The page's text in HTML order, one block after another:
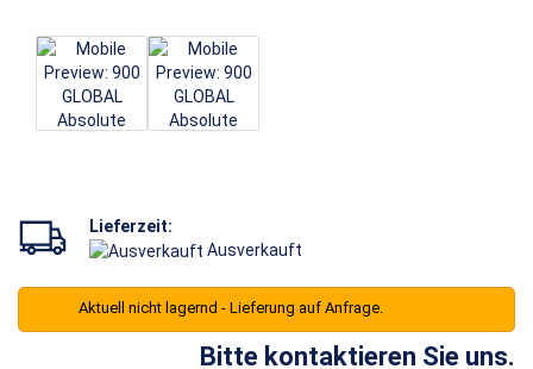
Lieferzeit:
Ausverkauft
Aktuell nicht lagernd - Lieferung auf Anfrage.
Bitte kontaktieren Sie uns.